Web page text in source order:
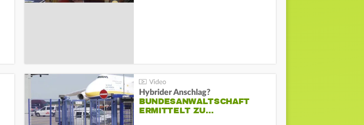
Hybrider Anschlag?
BUNDESANWALTSCHAFT
ERMITTELT ZU…